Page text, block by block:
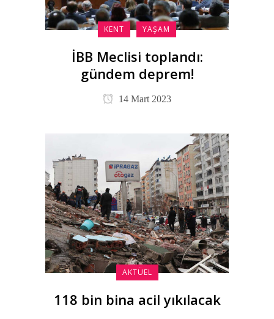
KENT YAŞAM
İBB Meclisi toplandı:
gündem deprem!
14 Mart 2023
AKTÜEL
118 bin bina acil yıkılacak